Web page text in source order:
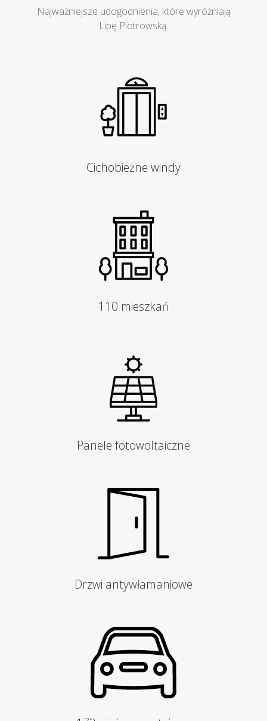
Najważniejsze udogodnienia, które wyróżniają
Lipę Piotrowską.
Cichobieżne windy
110 mieszkań
Panele fotowoltaiczne
Drzwi antywłamaniowe